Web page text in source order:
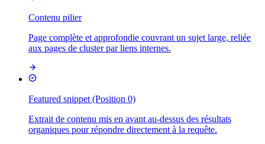
Contenu pilier
Page complète et approfondie couvrant un sujet large, reliée
aux pages de cluster par liens internes.
Featured snippet (Position 0)
Extrait de contenu mis en avant au-dessus des résultats
organiques pour répondre directement à la requête.